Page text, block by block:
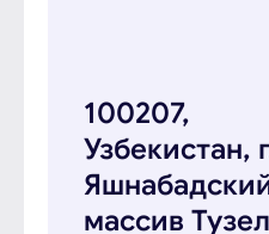
100207,
Узбекистан,
массив